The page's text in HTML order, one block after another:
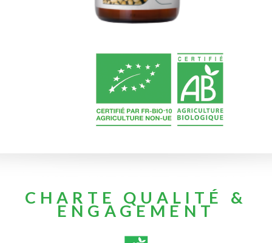
CHARTE QUALITÉ &
ENGAGEMENT